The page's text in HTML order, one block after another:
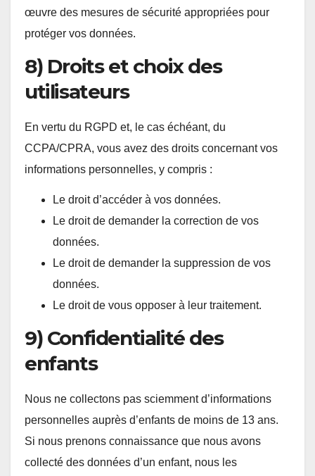
œuvre des mesures de sécurité appropriées pour
protéger vos données.
8) Droits et choix des
utilisateurs
En vertu du RGPD et, le cas échéant, du
CCPA/CPRA, vous avez des droits concernant vos
informations personnelles, y compris :
Le droit d’accéder à vos données.
Le droit de demander la correction de vos
données.
Le droit de demander la suppression de vos
données.
Le droit de vous opposer à leur traitement.
9) Confidentialité des
enfants
Nous ne collectons pas sciemment d’informations
personnelles auprès d’enfants de moins de 13 ans.
Si nous prenons connaissance que nous avons
collecté des données d’un enfant, nous les